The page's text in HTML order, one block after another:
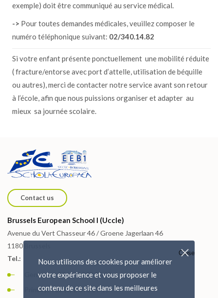
exemple) doit être communiqué au service médical.
-> Pour toutes demandes médicales, veuillez composer le
numéro téléphonique suivant: 02/340.14.82
Si votre enfant présente ponctuellement une mobilité réduite
( fracture/entorse avec port d’attelle, utilisation de béquille
ou autres), merci de contacter notre service avant son retour
à l’école, afin que nous puissions organiser et adapter au
mieux sa journée scolaire.
Contact us
Brussels European School I (Uccle)
Avenue du Vert Chasseur 46 / Groene Jagerlaan 46
1180 Brussels
Tel.:
General: + 32 (0) 2 373 86 11
Primary: +32 (0) 2 373 87 15
Nous utilisons des cookies pour améliorer
votre expérience et vous proposer le
contenu de ce site dans les meilleures
Close